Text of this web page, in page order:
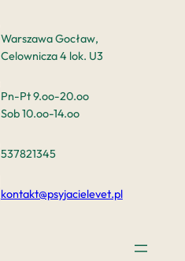
Warszawa Gocław,
Celownicza 4 lok. U3
Pn-Pt 9.oo-20.oo
Sob 10.oo-14.oo
537821345
kontakt@psyjacielevet.pl